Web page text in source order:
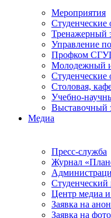
Мероприятия
Студенческие
Тренажерный
Управление
Профком
Молодежный
Столовая,
Учебно-
Выставочный
Медиа
Пресс-служба
Журнал
Центр медиа
Заявка на
Заявка на